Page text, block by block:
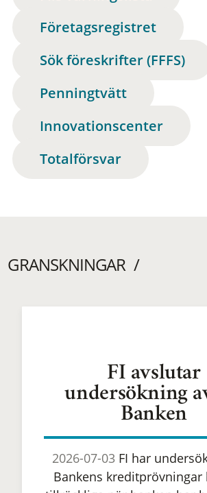
Företagsregistret
Sök föreskrifter (FFFS)
Penningtvätt
Innovationscenter
Totalförsvar
GRANSKNINGAR
FI avslutar
undersökning
Banken
2026-07-03 FI har
Bankens kreditprövningar